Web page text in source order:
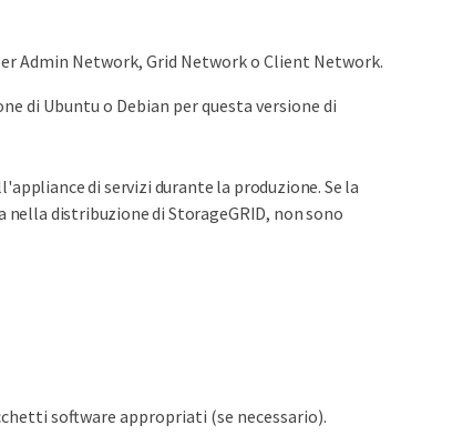
Admin Network, Grid Network o Client Network.
di Ubuntu o Debian per questa versione di
di servizi durante la produzione. Se la
distribuzione di StorageGRID, non sono
software appropriati (se necessario).